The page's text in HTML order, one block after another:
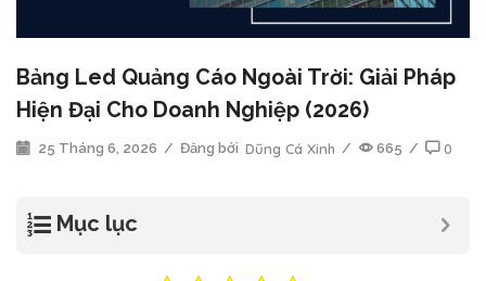
Bảng Led Quảng Cáo Ngoài Trời: Giải Pháp
Hiện Đại Cho Doanh Nghiệp (2026)
25 Tháng 6, 2026 / Đăng bởi Dũng Cá Xinh / 665 / 0
Mục lục